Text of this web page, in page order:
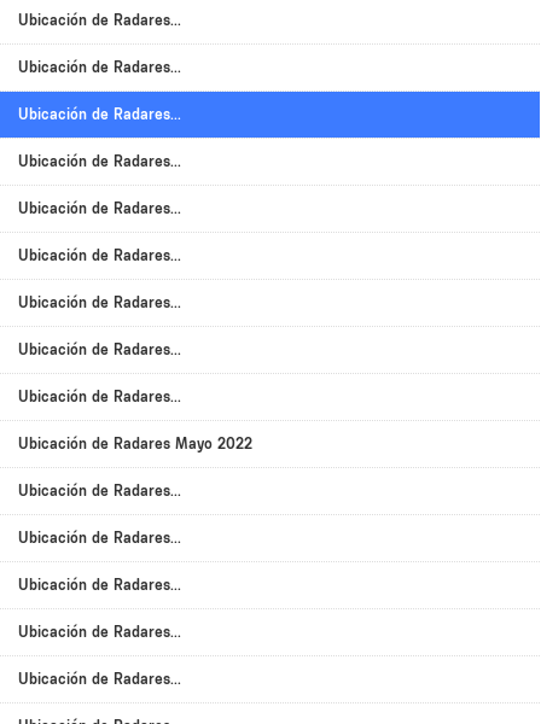
Ubicación de Radares...
Ubicación de Radares...
Ubicación de Radares...
Ubicación de Radares...
Ubicación de Radares...
Ubicación de Radares...
Ubicación de Radares...
Ubicación de Radares...
Ubicación de Radares...
Ubicación de Radares Mayo 2022
Ubicación de Radares...
Ubicación de Radares...
Ubicación de Radares...
Ubicación de Radares...
Ubicación de Radares...